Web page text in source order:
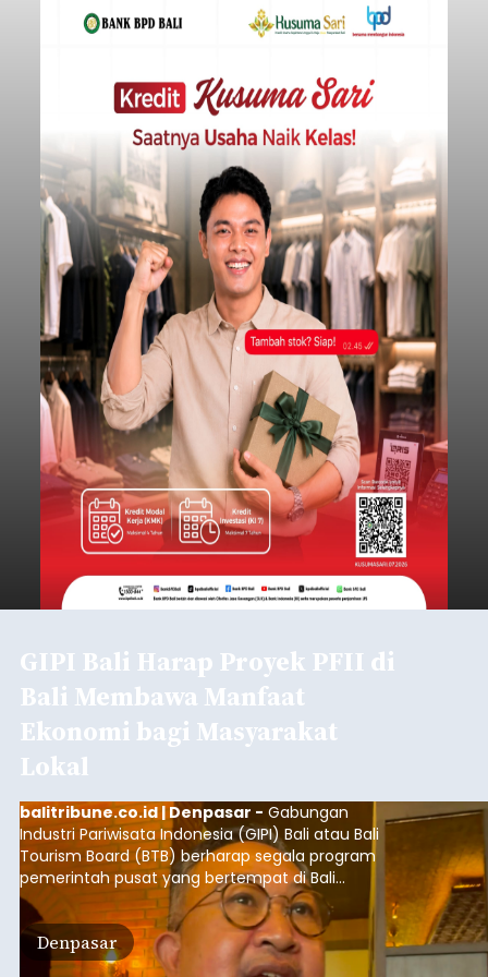
GIPI Bali Harap Proyek PFII di
Bali Membawa Manfaat
Ekonomi bagi Masyarakat
Lokal
balitribune.co.id | Denpasar - Gabungan
Industri Pariwisata Indonesia (GIPI) Bali atau Bali
Tourism Board (BTB) berharap segala program
pemerintah pusat yang bertempat di Bali
membawa dampak positif bagi masyarakat lokal.
"Program pemerintah ini (Bali sebagai Pusat
Finansial Internasional Indonesia/PFII) harus
berguna buat masyarakat jangan sampai kita
Denpasar